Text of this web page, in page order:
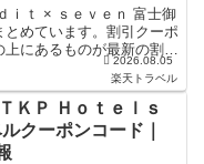
ｉｔ × ｓｅｖｅｎ 富士御
めています。割引クーポ
にあるものが最新の割引
2026.08.05
楽天トラベル
ＫＰ Ｈｏｔｅｌｓ
クーポンコード｜